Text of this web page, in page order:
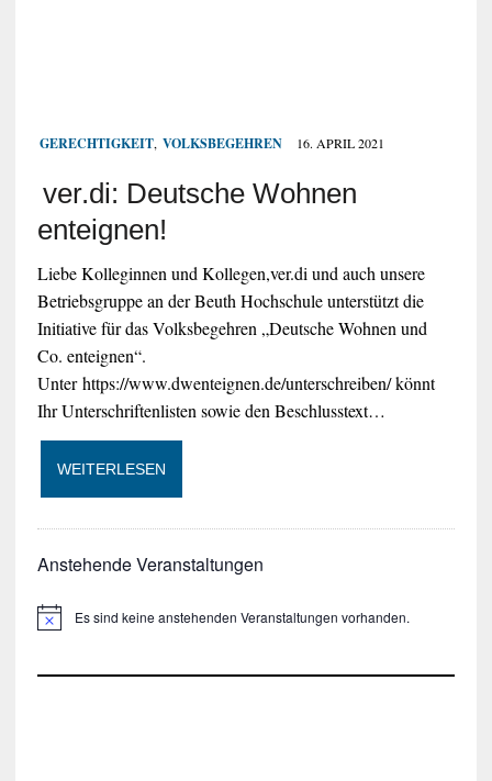
GERECHTIGKEIT, VOLKSBEGEHREN 16. APRIL 2021
ver.di: Deutsche Wohnen
enteignen!
Liebe Kolleginnen und Kollegen,ver.di und auch unsere
Betriebsgruppe an der Beuth Hochschule unterstützt die
Initiative für das Volksbegehren „Deutsche Wohnen und
Co. enteignen“.
Unter https://www.dwenteignen.de/unterschreiben/ könnt
Ihr Unterschriftenlisten sowie den Beschlusstext…
WEITERLESEN
Anstehende Veranstaltungen
H
w
Es sind keine anstehenden Veranstaltungen vorhanden.